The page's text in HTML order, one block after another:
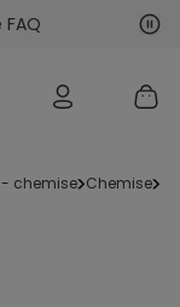
chemise chemise